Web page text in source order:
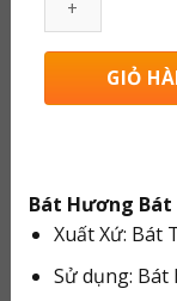
Bát
Rạn
Đế
Sứ
RD060723
số
GIỎ
Bát Hương
Xuất Xứ: Bát
Sử dụng: